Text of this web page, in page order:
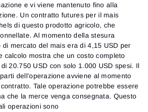
e vi viene mantenuto fino alla
Un contratto futures per il mais
di questo prodotto agricolo, che
Al momento della stesura
di mercato del mais era di 4,15 USD per
calcolo mostra che un costo completo
20.750 USD con solo 1.000 USD spesi. Il
dell’operazione avviene al momento
Tale operazione potrebbe essere
che la merce venga consegnata. Questo
operazioni sono